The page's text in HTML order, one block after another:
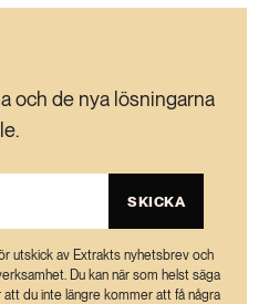
och de nya lösningarna
SKICKA
utskick av Extrakts nyhetsbrev och
Du kan när som helst säga
du inte längre kommer att få några